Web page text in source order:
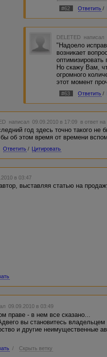
опечатки. Но
последовало,
культурно.
#62 Ответить /
DELETED
"Надоело
возникает
Но скажу Вам,
огромного
этот момент
#63 Ответить /
написал 09.09.2010 в 17:09 в ответ на
год здесь точно такого
бы об этом время от времени
Ответить / Цитировать
в 03:47
выставляя статью на
09.09.2010 в 03:49
праве - в нем все сказано...
вы становитесь
и другие неимущественные
/ Скрыть ветку